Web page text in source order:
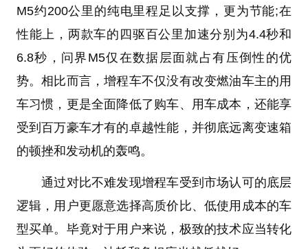
M5约200公里的纯电里程足以支撑，更为节能;在
性能上，两款车的四驱百公里加速分别为4.4秒和
6.8秒，问界M5仅在数据层面就占有压倒性的优
势。相比而言，增程车不仅没有改变燃油车主的用
车习惯，更是全面降低了购车、用车成本，还能享
受到百万豪车才有的卓越性能，并彻底远离变速箱
的顿挫和发动机的轰鸣。
通过对比不难发现增程车受到市场认可的底层
逻辑，用户更愿意选择高质价比、低使用成本的车
型买单。毕竟对于用户来说，极致的技术应当转化